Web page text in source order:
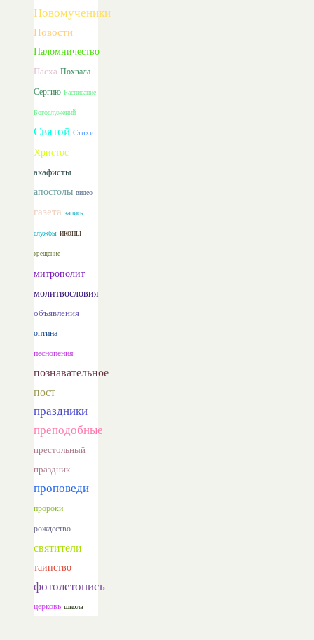
Новомученики
Новости
Паломничество
Пасха Похвала
Сергию Расписание
Богослужений
Святой Стихи
Христос
акафисты
апостолы видео
газета запись
службы иконы
крещение
митрополит
молитвословия
объявления
оптина
песнопения
познавательное
пост
праздники
преподобные
престольный
праздник
проповеди
пророки
рождество
святители
таинство
фотолетопись
церковь школа